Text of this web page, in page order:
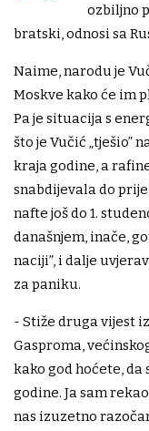
ozbiljno
bratski, odnosi sa
Naime, narodu je
Moskve kako će im
Pa je situacija s
što je Vučić „tješio”
kraja godine, a
snabdijevala do
nafte još do 1.
današnjem, inače,
naciji”, i dalje
za paniku.
- Stiže druga vijest
Gasproma,
kako god hoćete,
godine. Ja sam
nas izuzetno